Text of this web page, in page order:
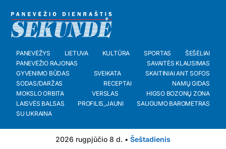
PANEVĖŽYS LIETUVA KULTŪRA SPORTAS
ŠEŠĖLIAI
PANEVĖŽIO RAJONAS
SAVAITĖS KLAUSIMAS
GYVENIMO BŪDAS
SVEIKATA
SKAITINIAI ANT SOFOS
SODAS/DARŽAS
RECEPTAI
NAMŲ GIDAS
MOKSLO ORBITA
VERSLAS
HIGSO BOZONŲ ZONA
LAISVĖS BALSAS
PROFILIS_JAUNI
SAUGUMO BAROMETRAS
SU UKRAINA
2026 rugpjūčio 8 d. • Šeštadienis